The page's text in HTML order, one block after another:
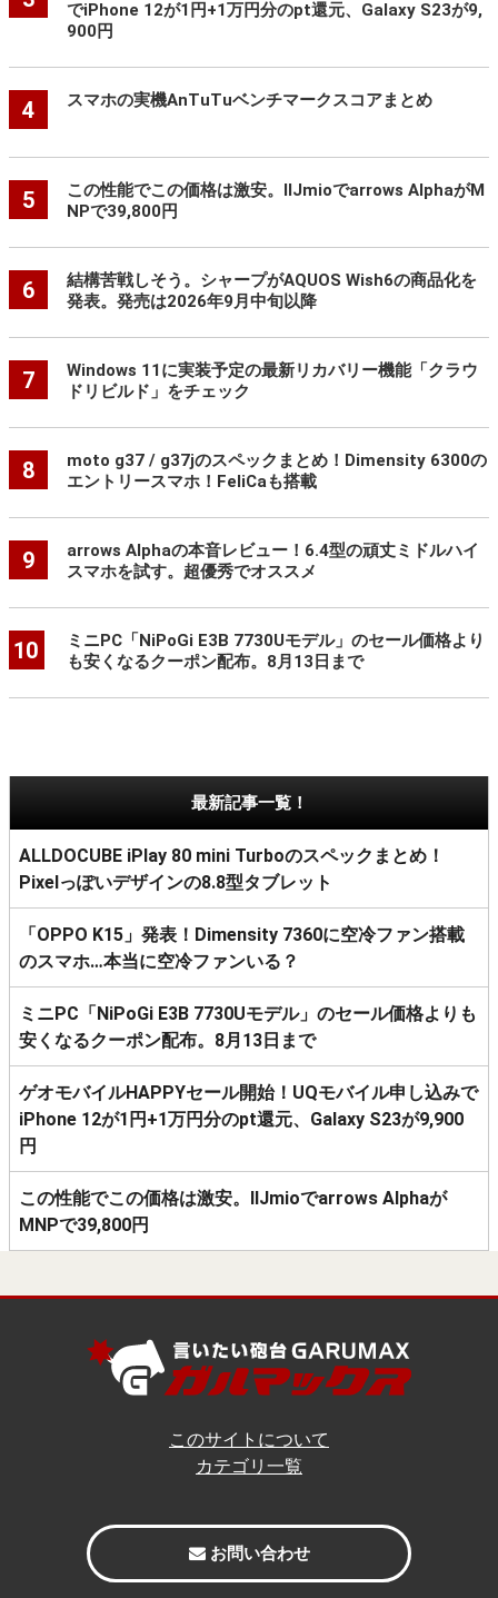
でiPhone 12が1円+1万円分のpt還元、Galaxy S23が9,
900円
4 スマホの実機AnTuTuベンチマークスコアまとめ
5
この性能でこの価格は激安。IIJmioでarrows AlphaがM
NPで39,800円
6
結構苦戦しそう。シャープがAQUOS Wish6の商品化を
発表。発売は2026年9月中旬以降
7
Windows 11に実装予定の最新リカバリー機能「クラウ
ドリビルド」をチェック
8
moto g37 / g37jのスペックまとめ！Dimensity 6300の
エントリースマホ！FeliCaも搭載
9
arrows Alphaの本音レビュー！6.4型の頑丈ミドルハイ
スマホを試す。超優秀でオススメ
10
ミニPC「NiPoGi E3B 7730Uモデル」のセール価格より
も安くなるクーポン配布。8月13日まで
最新記事一覧！
ALLDOCUBE iPlay 80 mini Turboのスペックまとめ！
Pixelっぽいデザインの8.8型タブレット
「OPPO K15」発表！Dimensity 7360に空冷ファン搭載
のスマホ…本当に空冷ファンいる？
ミニPC「NiPoGi E3B 7730Uモデル」のセール価格よりも
安くなるクーポン配布。8月13日まで
ゲオモバイルHAPPYセール開始！UQモバイル申し込みで
iPhone 12が1円+1万円分のpt還元、Galaxy S23が9,900
円
この性能でこの価格は激安。IIJmioでarrows Alphaが
MNPで39,800円
このサイトについて
カテゴリ一覧
お問い合わせ